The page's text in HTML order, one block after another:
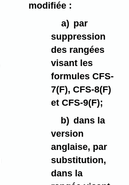
modifiée :
a) par
suppression
des rangées
visant les
formules CFS-
7(F), CFS-8(F)
et CFS-9(F);
b) dans la
version
anglaise, par
substitution,
dans la